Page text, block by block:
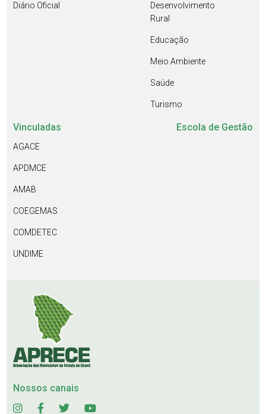
Diário Oficial
Desenvolvimento
Rural
Educação
Meio Ambiente
Saúde
Turismo
Vinculadas
AGACE
APDMCE
AMAB
COEGEMAS
COMDETEC
UNDIME
Escola de Gestão
Nossos canais